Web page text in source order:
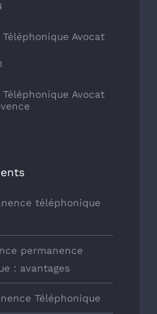
Avocat
Avocat
téléphonique
permanence
: avantages
Téléphonique